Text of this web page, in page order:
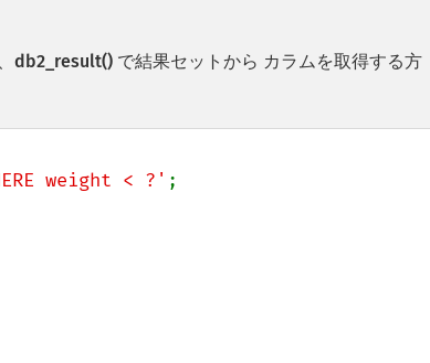
db2_result() で結果セットから カラムを取得する方
weight < ?'